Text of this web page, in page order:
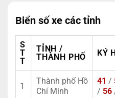
Biển số xe các tỉnh
S
T
T
TỈNH /
THÀNH PHỐ
KÝ
1
Thành phố Hồ
Chí Minh
41 /
/ 56